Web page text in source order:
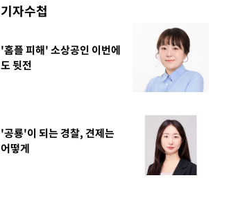
기자수첩
'홈플 피해' 소상공인 이번에
도 뒷전
'공룡'이 되는 경찰, 견제는
어떻게